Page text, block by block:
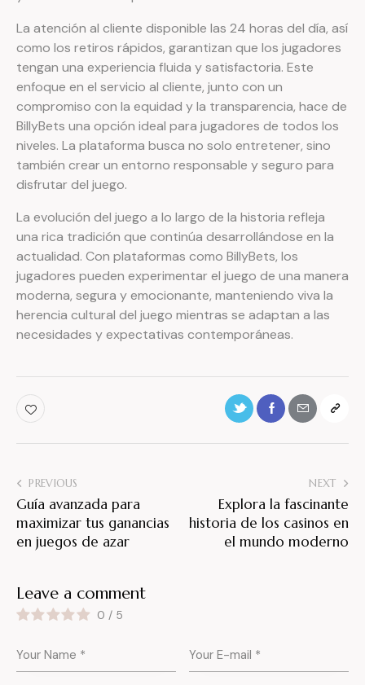
La atención al cliente disponible las 24 horas del día, así
como los retiros rápidos, garantizan que los jugadores
tengan una experiencia fluida y satisfactoria. Este
enfoque en el servicio al cliente, junto con un
compromiso con la equidad y la transparencia, hace de
BillyBets una opción ideal para jugadores de todos los
niveles. La plataforma busca no solo entretener, sino
también crear un entorno responsable y seguro para
disfrutar del juego.
La evolución del juego a lo largo de la historia refleja
una rica tradición que continúa desarrollándose en la
actualidad. Con plataformas como BillyBets, los
jugadores pueden experimentar el juego de una manera
moderna, segura y emocionante, manteniendo viva la
herencia cultural del juego mientras se adaptan a las
necesidades y expectativas contemporáneas.
PREVIOUS
Guía avanzada para
maximizar tus ganancias
en juegos de azar
NEXT
Explora la fascinante
historia de los casinos en
el mundo moderno
Leave a comment
0 / 5